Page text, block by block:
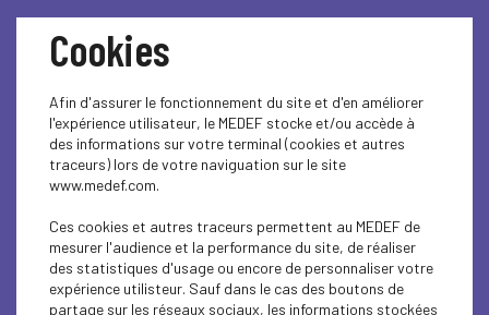
Actualités nationales
SOCIAL
Règles de déontologie et de discipline
Cookies
Afin d'assurer le fonctionnement du site et d'en améliorer
l'expérience utilisateur, le MEDEF stocke et/ou accède à
des informations sur votre terminal (cookies et autres
traceurs) lors de votre naviguation sur le site
www.medef.com.
Ces cookies et autres traceurs permettent au MEDEF de
mesurer l'audience et la performance du site, de réaliser
des statistiques d'usage ou encore de personnaliser votre
expérience utilisteur. Sauf dans le cas des boutons de
partage sur les réseaux sociaux, les informations stockées